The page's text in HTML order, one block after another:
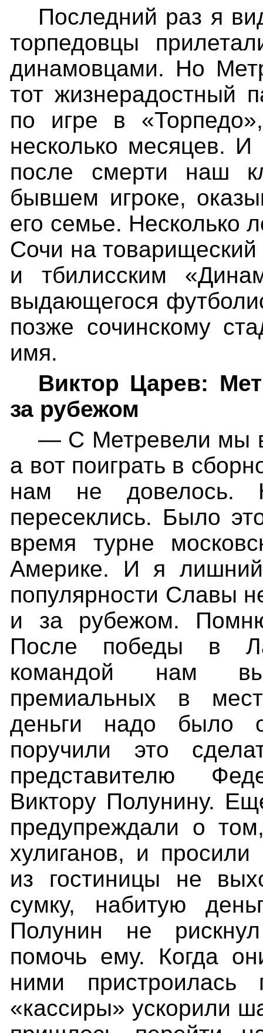
Последний раз я
торпедовцы
динамовцами. Но
тот жизнерадостный
по игре в
несколько месяцев.
после смерти наш
бывшем игроке,
его семье. Несколько
Сочи на
и тбилисским
выдающегося
позже сочинскому
имя.
Виктор Царев:
за рубежом
— С Метревели мы
а вот поиграть в
нам не довелось.
пересеклись. Было
время турне
Америке. И я
популярности Славы
и за рубежом.
После победы в
командой нам
премиальных в
деньги надо было
поручили это
представителю
Виктору Полунину.
предупреждали о
хулиганов, и
из гостиницы не
сумку, набитую
Полунин не
помочь ему. Когда
ними пристроилась
«кассиры» ускорили